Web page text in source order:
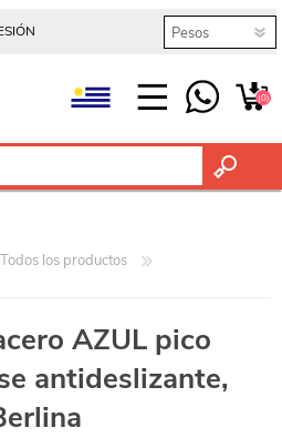
(0)
Todos los productos
AZUL pico
antideslizante,